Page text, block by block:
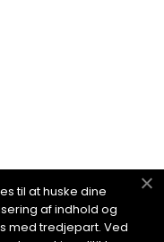
til at huske dine
af indhold og
med tredjepart. Ved